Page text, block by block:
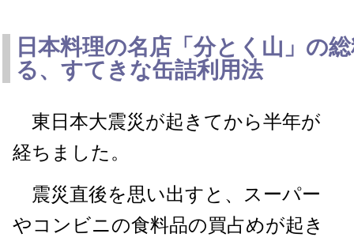
日本料理の名店「分とく山」の
る、すてきな缶詰利用法
東日本大震災が起きてから半年が
経ちました。
震災直後を思い出すと、スーパー
やコンビニの食料品の買占めが起き